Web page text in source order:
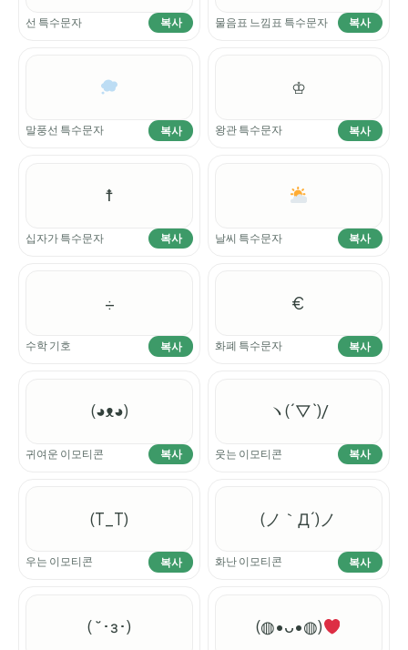
선 특수문자 복사 물음표 느낌표 특수문자 복사
말풍선 특수문자 복사
♔
왕관 특수문자 복사
☨
십자가 특수문자 복사 날씨 특수문자 복사
÷
수학 기호 복사
€
화폐 특수문자 복사
(◕ᴥ◕)
귀여운 이모티콘 복사
ヽ(´▽`)/
웃는 이모티콘 복사
(T_T)
우는 이모티콘 복사
(ノ｀Д´)ノ
화난 이모티콘 복사
( ˘･з･) (◍•ᴗ•◍)